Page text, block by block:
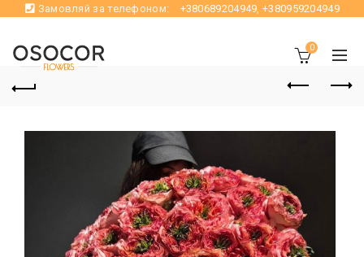
Замовляй за телефоном: +380689204949,+380959204949
0